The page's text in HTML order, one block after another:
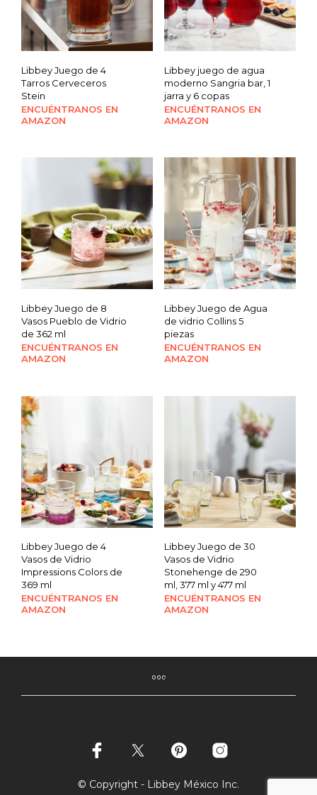
Libbey Juego de 4
Tarros Cerveceros
Stein
ENCUÉNTRANOS EN
AMAZON
Libbey juego de agua
moderno Sangria bar, 1
jarra y 6 copas
ENCUÉNTRANOS EN
AMAZON
Libbey Juego de 8
Vasos Pueblo de Vidrio
de 362 ml
ENCUÉNTRANOS EN
AMAZON
Libbey Juego de Agua
de vidrio Collins 5
piezas
ENCUÉNTRANOS EN
AMAZON
Libbey Juego de 4
Vasos de Vidrio
Impressions Colors de
369 ml
ENCUÉNTRANOS EN
AMAZON
Libbey Juego de 30
Vasos de Vidrio
Stonehenge de 290
ml, 377 ml y 477 ml
ENCUÉNTRANOS EN
AMAZON
© Copyright - Libbey México Inc.